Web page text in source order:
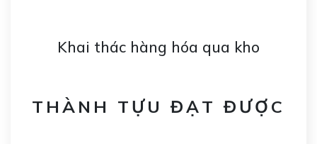
Khai thác hàng hóa qua kho
THÀNH TỰU ĐẠT ĐƯỢC